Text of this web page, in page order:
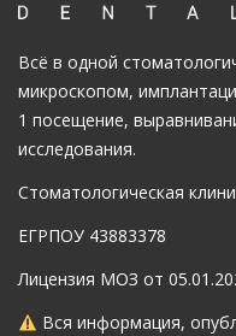
Всё в одной
микроскопом,
1 посещение,
исследования.
Стоматологическая
ЕГРПОУ 43883378
Лицензия МОЗ от
Вся информация,